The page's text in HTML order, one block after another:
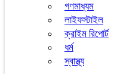
গণমাধ্যম
লাইফস্টাইল
ক্রাইম রিপোর্ট
ধর্ম
স্বাস্থ্য